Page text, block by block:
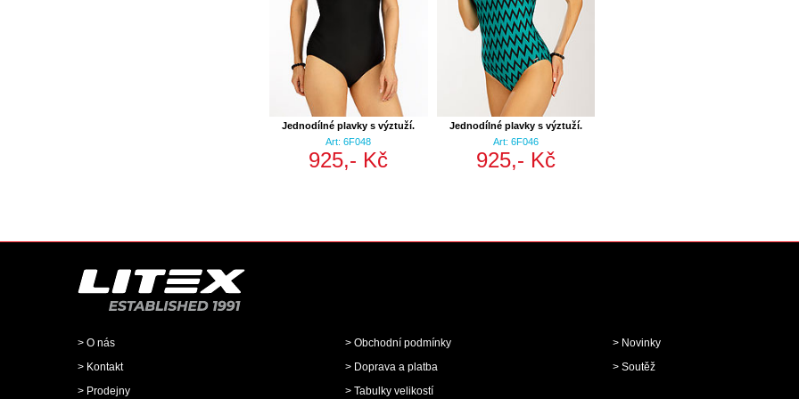
Jednodílné plavky s výztuží.
Art: 6F048
925,- Kč
Jednodílné plavky s výztuží.
Art: 6F046
925,- Kč
> O nás
> Kontakt
> Prodejny
> Obchodní podmínky
> Doprava a platba
> Tabulky velikostí
> Novinky
> Soutěž